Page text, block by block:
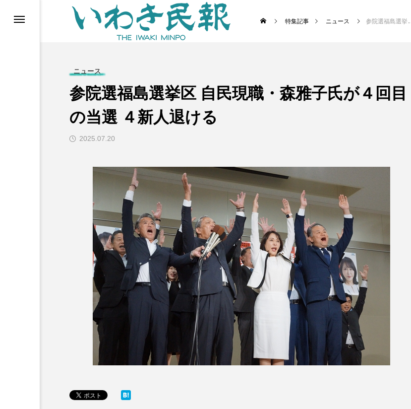
特集記事 ニュース 参院選福島選挙区 自民現職・森雅子氏が４回目の当選 ４新人退ける
ニュース
参院選福島選挙区 自民現職・森雅子氏が４回目
の当選 ４新人退ける
2025.07.20